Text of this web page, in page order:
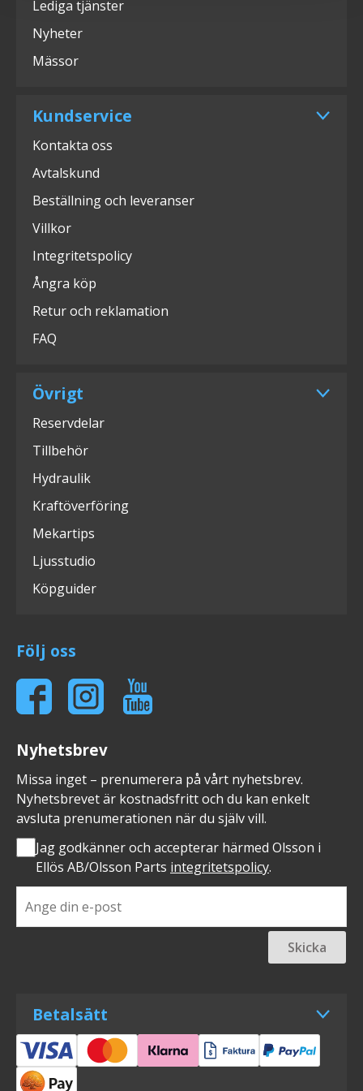
Lediga tjänster
Nyheter
Mässor
Kundservice
Kontakta oss
Avtalskund
Beställning och leveranser
Villkor
Integritetspolicy
Ångra köp
Retur och reklamation
FAQ
Övrigt
Reservdelar
Tillbehör
Hydraulik
Kraftöverföring
Mekartips
Ljusstudio
Köpguider
Följ oss
Nyhetsbrev
Missa inget – prenumerera på vårt nyhetsbrev.
Nyhetsbrevet är kostnadsfritt och du kan enkelt
avsluta prenumerationen när du själv vill.
Jag godkänner och accepterar härmed Olsson i
Ellös AB/Olsson Parts integritetspolicy.
Skicka
Betalsätt